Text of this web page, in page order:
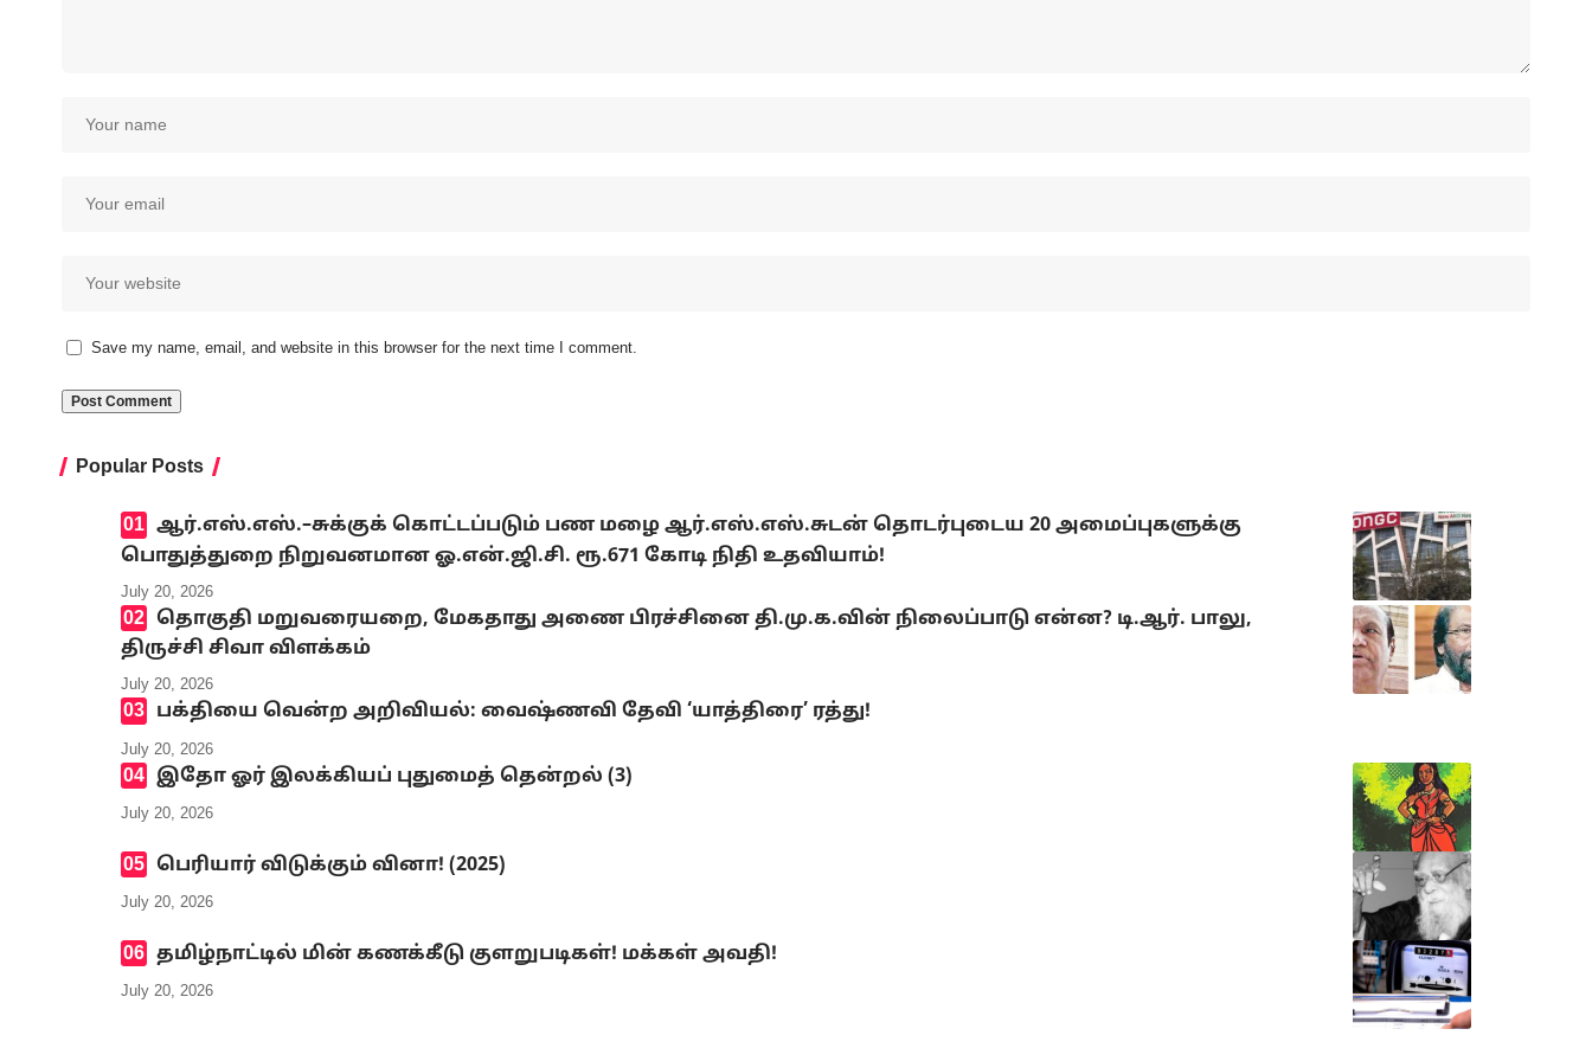
Save my name, email, and website in this browser for the next time I comment.
Popular Posts
ஆர்.எஸ்.எஸ்.–சுக்குக் கொட்டப்படும் பண மழை ஆர்.எஸ்.எஸ்.சுடன் தொடர்புடைய 20 அமைப்புகளுக்கு
பொதுத்துறை நிறுவனமான ஓ.என்.ஜி.சி. ரூ.671 கோடி நிதி உதவியாம்!
July 20, 2026
தொகுதி மறுவரையறை, மேகதாது அணை பிரச்சினை தி.மு.க.வின் நிலைப்பாடு என்ன? டி.ஆர். பாலு,
திருச்சி சிவா விளக்கம்
July 20, 2026
பக்தியை வென்ற அறிவியல்: வைஷ்ணவி தேவி ‘யாத்திரை’ ரத்து!
July 20, 2026
இதோ ஓர் இலக்கியப் புதுமைத் தென்றல் (3)
July 20, 2026
பெரியார் விடுக்கும் வினா! (2025)
July 20, 2026
தமிழ்நாட்டில் மின் கணக்கீடு குளறுபடிகள்! மக்கள் அவதி!
July 20, 2026